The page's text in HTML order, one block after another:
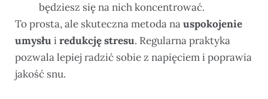
będziesz się na nich koncentrować.
To prosta, ale skuteczna metoda nauspokojenie
umysłu iredukcję stresu. Regularna praktyka
pozwala lepiej radzić sobie z napięciem i poprawia
jakość snu.